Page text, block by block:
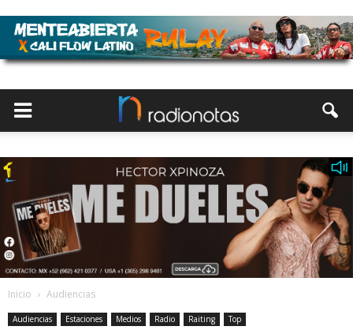
Inicio Audiencias
Audiencias Estaciones Medios Radio Raiting Top